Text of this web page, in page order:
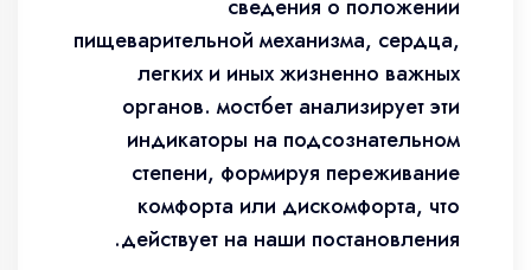
сведения о положении
пищеварительной механизма, сердца,
легких и иных жизненно важных
органов. мостбет анализирует эти
индикаторы на подсознательном
степени, формируя переживание
комфорта или дискомфорта, что
действует на наши постановления.